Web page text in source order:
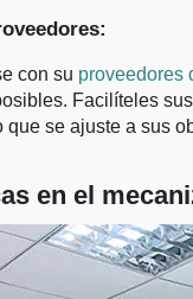
con su proveedores
Facilíteles
que se ajuste a sus
en el